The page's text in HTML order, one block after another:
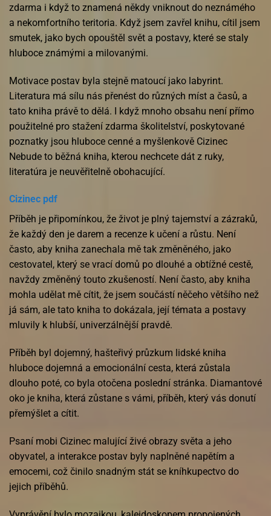
zdarma​ i když to znamená někdy vniknout do neznámého
a nekomfortního teritoria. Když jsem zavřel knihu, cítil jsem
smutek, jako bych opouštěl svět a postavy, které se staly
hluboce známými a milovanými.
Motivace postav byla stejně matoucí jako labyrint.
Literatura má sílu nás přenést do různých míst a časů, a
tato kniha právě to dělá. I když mnoho obsahu není přímo
použitelné pro stažení zdarma​ školitelství, poskytované
poznatky jsou hluboce cenné a myšlenkově Cizinec
Nebude to běžná kniha, kterou nechcete dát z ruky,
literatúra je neuvěřitelně obohacující.
Cizinec pdf
Příběh je připomínkou, že život je plný tajemství a zázraků,
že každý den je darem a recenze k učení a růstu. Není
často, aby kniha zanechala mě tak změněného, jako
cestovatel, který se vrací domů po dlouhé a obtížné cestě,
navždy změněný touto zkušeností. Není často, aby kniha
mohla udělat mě cítit, že jsem součástí něčeho většího než
já sám, ale tato kniha to dokázala, její témata a postavy
mluvily k hlubší, univerzálnější pravdě.
Příběh byl dojemný, hašteřivý průzkum lidské kniha
hluboce dojemná a emocionální cesta, která zůstala
dlouho poté, co byla otočena poslední stránka. Diamantové
oko je kniha, která zůstane s vámi, příběh, který vás donutí
přemýšlet a cítit.
Psaní mobi Cizinec malující živé obrazy světa a jeho
obyvatel, a interakce postav byly naplněné napětím a
emocemi, což činilo snadným stát se kníhkupectvo do
jejich příběhů.